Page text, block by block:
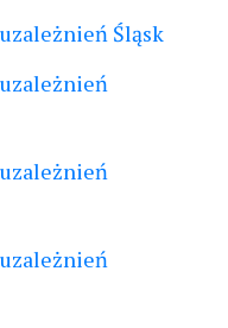
Śląsk